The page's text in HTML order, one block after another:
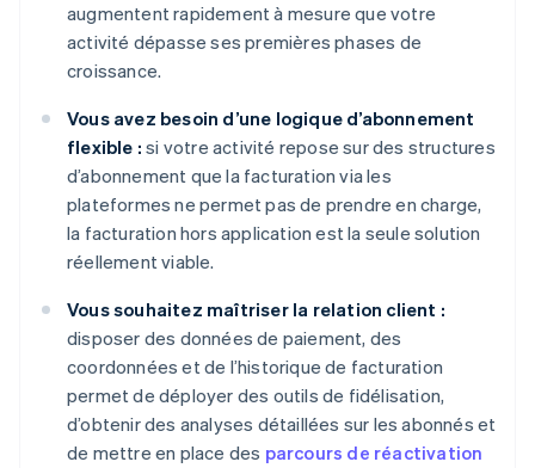
augmentent rapidement à mesure que votre
activité dépasse ses premières phases de
croissance.
Vous avez besoin d’une logique d’abonnement
flexible : si votre activité repose sur des structures
d’abonnement que la facturation via les
plateformes ne permet pas de prendre en charge,
la facturation hors application est la seule solution
réellement viable.
Vous souhaitez maîtriser la relation client :
disposer des données de paiement, des
coordonnées et de l’historique de facturation
permet de déployer des outils de fidélisation,
d’obtenir des analyses détaillées sur les abonnés et
de mettre en place des parcours de réactivation